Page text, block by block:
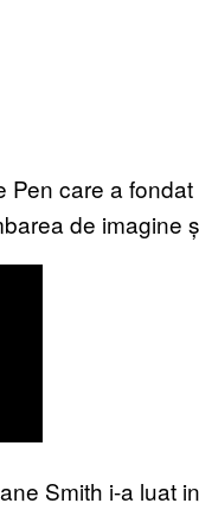
Pen care a
de imagine
Smith i-a luat